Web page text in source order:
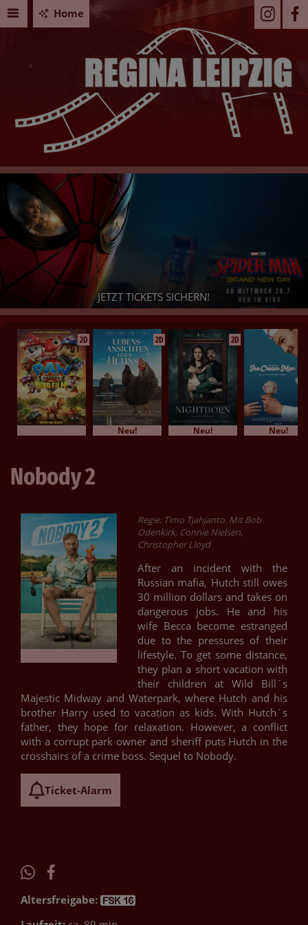
Home
JETZT TICKETS SICHERN!
2D 2D
Neu!
2D
Neu! Neu!
Nobody 2
Regie: Timo Tjahjanto. Mit Bob
Odenkirk, Connie Nielsen,
Christopher Lloyd
After an incident with the
Russian mafia, Hutch still owes
30 million dollars and takes on
dangerous jobs. He and his
wife Becca become estranged
due to the pressures of their
lifestyle. To get some distance,
they plan a short vacation with
their children at Wild Bill´s
Majestic Midway and Waterpark, where Hutch and his
brother Harry used to vacation as kids. With Hutch´s
father, they hope for relaxation. However, a conflict
with a corrupt park owner and sheriff puts Hutch in the
crosshairs of a crime boss. Sequel to Nobody.
Ticket-Alarm
Altersfreigabe: